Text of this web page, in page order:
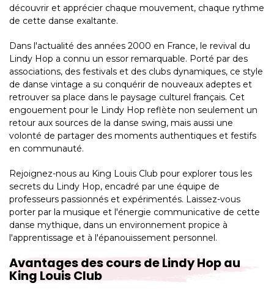
découvrir et apprécier chaque mouvement, chaque rythme
de cette danse exaltante.
Dans l'actualité des années 2000 en France, le revival du
Lindy Hop a connu un essor remarquable. Porté par des
associations, des festivals et des clubs dynamiques, ce style
de danse vintage a su conquérir de nouveaux adeptes et
retrouver sa place dans le paysage culturel français. Cet
engouement pour le Lindy Hop reflète non seulement un
retour aux sources de la danse swing, mais aussi une
volonté de partager des moments authentiques et festifs
en communauté.
Rejoignez-nous au King Louis Club pour explorer tous les
secrets du Lindy Hop, encadré par une équipe de
professeurs passionnés et expérimentés. Laissez-vous
porter par la musique et l'énergie communicative de cette
danse mythique, dans un environnement propice à
l'apprentissage et à l'épanouissement personnel.
Avantages des cours de Lindy Hop au
King Louis Club